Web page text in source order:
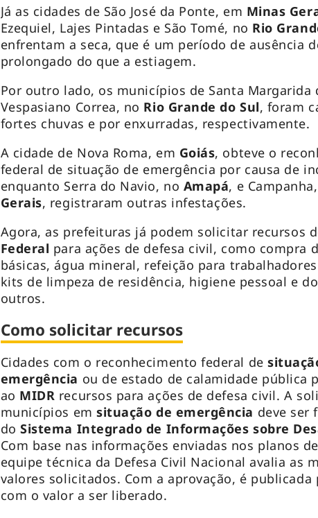
Já as cidades de São José da Ponte, em Minas
Ezequiel, Lajes Pintadas e São Tomé, no Rio
enfrentam a seca, que é um período de ausência
prolongado do que a estiagem.
Por outro lado, os municípios de Santa Margarida
Vespasiano Correa, no Rio Grande do Sul, foram
fortes chuvas e por enxurradas, respectivamente.
A cidade de Nova Roma, em Goiás, obteve o
federal de situação de emergência por causa de
enquanto Serra do Navio, no Amapá, e
Gerais, registraram outras infestações.
Agora, as prefeituras já podem solicitar recursos
Federal para ações de defesa civil, como compra
básicas, água mineral, refeição para
kits de limpeza de residência, higiene pessoal e
outros.
Como solicitar recursos
Cidades com o reconhecimento federal de
emergência ou de estado de calamidade pública
ao MIDR recursos para ações de defesa civil. A
municípios emsituação de emergência deve ser
doSistema Integrado de Informações sobre
Com base nas informações enviadas nos planos
equipe técnica da Defesa Civil Nacional avalia as
valores solicitados. Com a aprovação, é publicada
com o valor a ser liberado.